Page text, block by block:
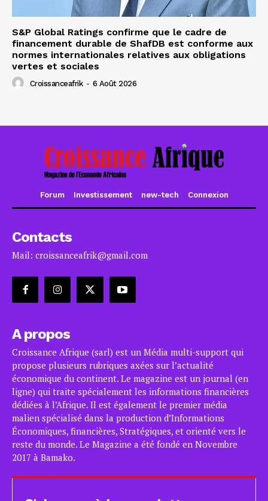
S&P Global Ratings confirme que le cadre de
financement durable de ShafDB est conforme aux
normes internationales relatives aux obligations
vertes et sociales
Croissanceafrik - 6 Août 2026
Forum Investissement new-tech Connexion
Contacts
Mail: croissanceafrik@gmail.com
A propos
Croissance Afrique (sarl) est un Média multi-support qui
propose plusieurs rubriques axées sur l’actualité
économique du continent. Le magazine est un journal (en
ligne) qui traite spécialement les informations financières
dédiées à l’Afrique. Il est également le premier média
malien spécialisé dans la production d’Informations
Économiques, financières, Stratégiques, et orienté vers le
reste du monde. Le Magazine a été fondé en Novembre
2017 à Bamako.